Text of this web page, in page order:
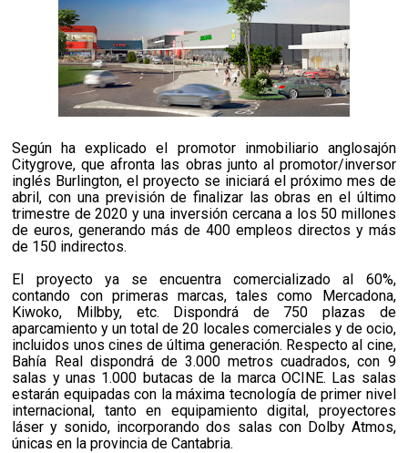
Según ha explicado el promotor inmobiliario anglosajón
Citygrove, que afronta las obras junto al promotor/inversor
inglés Burlington, el proyecto se iniciará el próximo mes de
abril, con una previsión de finalizar las obras en el último
trimestre de 2020 y una inversión cercana a los 50 millones
de euros, generando más de 400 empleos directos y más
de 150 indirectos.
El proyecto ya se encuentra comercializado al 60%,
contando con primeras marcas, tales como Mercadona,
Kiwoko, Milbby, etc. Dispondrá de 750 plazas de
aparcamiento y un total de 20 locales comerciales y de ocio,
incluidos unos cines de última generación. Respecto al cine,
Bahía Real dispondrá de 3.000 metros cuadrados, con 9
salas y unas 1.000 butacas de la marca OCINE. Las salas
estarán equipadas con la máxima tecnología de primer nivel
internacional, tanto en equipamiento digital, proyectores
láser y sonido, incorporando dos salas con Dolby Atmos,
únicas en la provincia de Cantabria.